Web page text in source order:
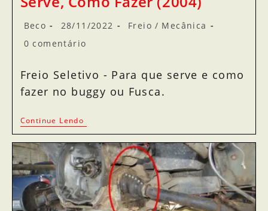
Beco 28/11/2022 Freio / Mecânica
0 comentário
Freio Seletivo - Para que serve e como
fazer no buggy ou Fusca.
Continue Lendo